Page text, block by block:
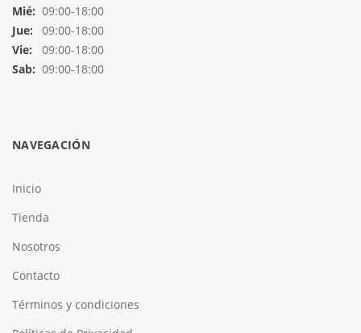
Mié: 09:00-18:00
Jue:
09:00-18:00
Vie:
09:00-18:00
Sab: 09:00-18:00
NAVEGACIÓN
Inicio
Tienda
Nosotros
Contacto
Términos y condiciones